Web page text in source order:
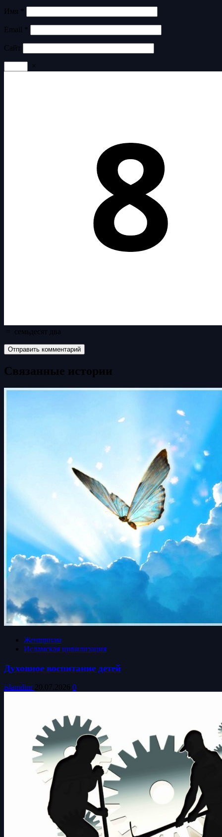
Имя
Email
Сайт
×
= семьдесят два
Связанные истории
Женщинам
Исламская цивилизация
Духовное воспитание детей
islamdinr 20.07.2026 0